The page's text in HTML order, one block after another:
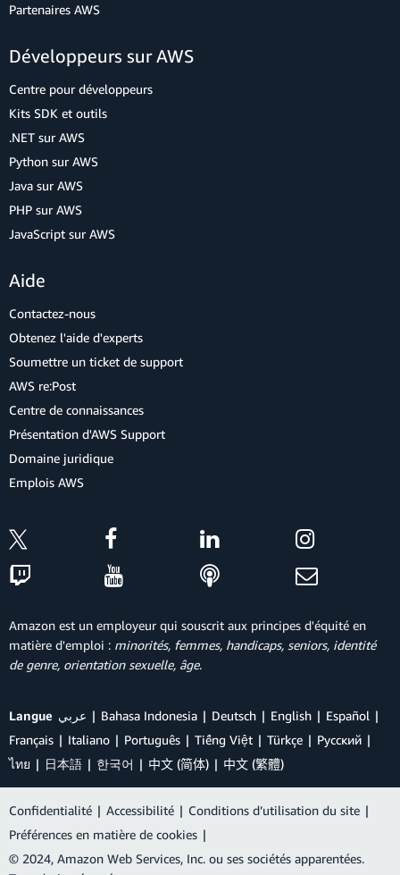
Partenaires AWS
Développeurs sur AWS
Centre pour développeurs
Kits SDK et outils
.NET sur AWS
Python sur AWS
Java sur AWS
PHP sur AWS
JavaScript sur AWS
Aide
Contactez-nous
Obtenez l'aide d'experts
Soumettre un ticket de support
AWS re:Post
Centre de connaissances
Présentation d'AWS Support
Domaine juridique
Emplois AWS
Amazon est un employeur qui souscrit aux principes d'équité en
matière d'emploi : minorités, femmes, handicaps, seniors, identité
de genre, orientation sexuelle, âge.
Langue عربي Bahasa Indonesia Deutsch English
Español
Français
Italiano Português Tiếng Việt Türkçe
Ρусский
ไทย
日本語 한국어 中文 (简体) 中文 (繁體)
Confidentialité | Accessibilité | Conditions d’utilisation du site |
Préférences en matière de cookies |
© 2024, Amazon Web Services, Inc. ou ses sociétés apparentées.